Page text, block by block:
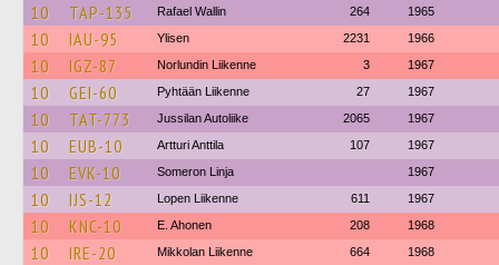
10 TAP-135 Rafael Wallin 264 1965
10 IAU-95 Ylisen 2231 1966
10 IGZ-87 Norlundin Liikenne 3 1967
10 GEI-60 Pyhtään Liikenne 27 1967
10 TAT-773 Jussilan Autoliike 2065 1967
10 EUB-10 Artturi Anttila 107 1967
10 EVK-10 Someron Linja 1967
10 IJS-12 Lopen Liikenne 611 1967
10 KNC-10 E. Ahonen 208 1968
10 IRE-20 Mikkolan Liikenne 664 1968